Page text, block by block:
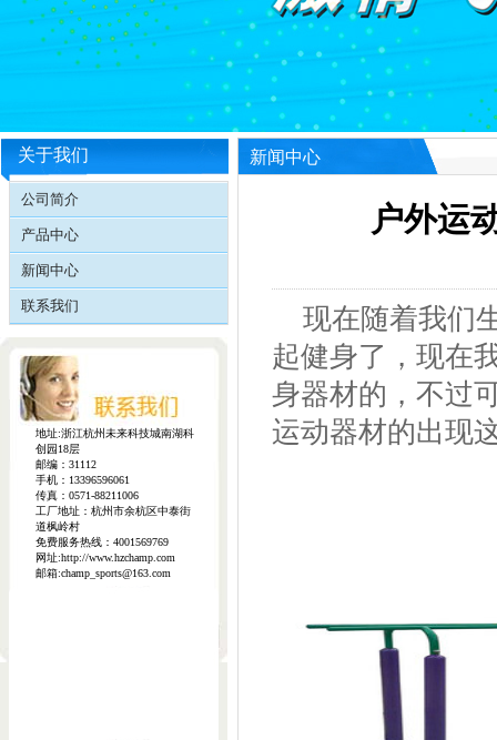
关于我们
公司简介
产品中心
新闻中心
联系我们
地址:浙江杭州未来科技城南湖科
创园18层
邮编：31112
手机：13396596061
传真：0571-88211006
工厂地址：杭州市余杭区中泰街
道枫岭村
免费服务热线：4001569769
网址:http://www.hzchamp.com
邮箱:champ_sports@163.com
新闻中心
户外运
现在随着我们
起健身了，现在
身器材的，不过
运动器材的出现